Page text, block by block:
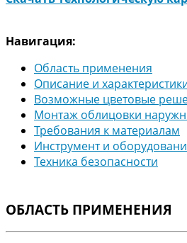
Навигация:
Область применения
Описание и
Возможные цветовые
Монтаж облицовки
Требования к материалам
Инструмент и
Техника безопасности
ОБЛАСТЬ ПРИМЕНЕНИЯ